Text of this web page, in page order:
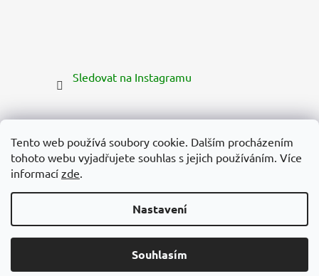
Tento web používá soubory cookie. Dalším procházením
tohoto webu vyjadřujete souhlas s jejich používáním. Více
informací zde.
Nastavení
Souhlasím
Sledovat na Instagramu
Vytvořil Shoptet Premium
Copyright 2026Zelená Země. Všechna práva vyhrazena.
Upravit nastavení cookies